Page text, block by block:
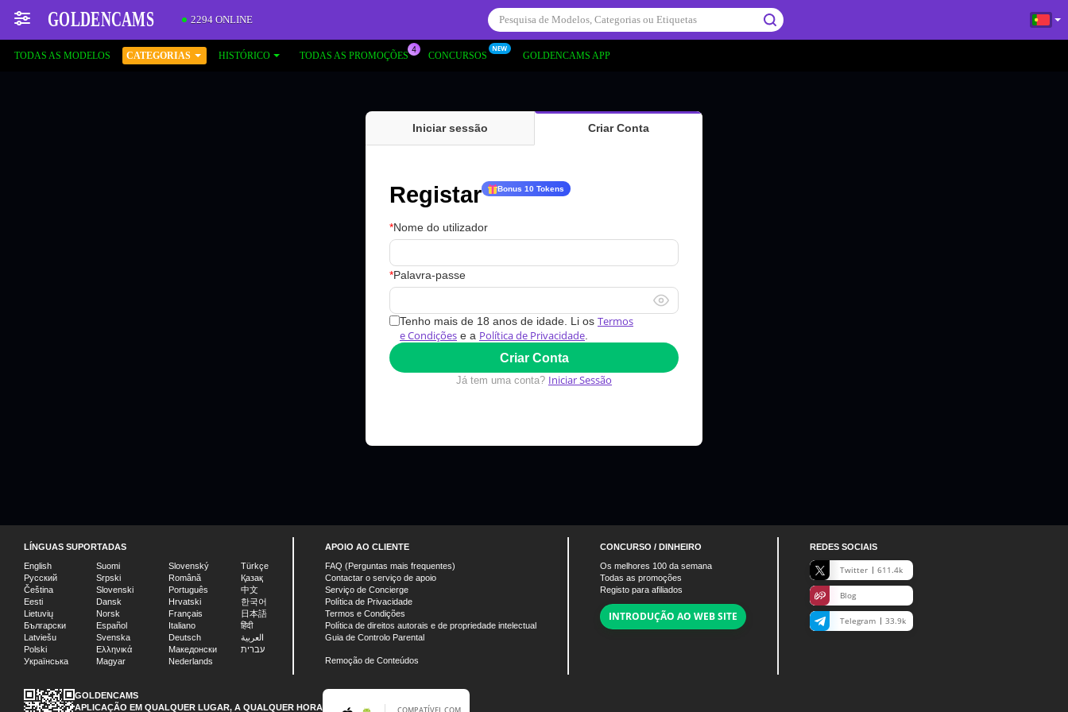
2294 ONLINE
TODAS AS MODELOS CATEGORIAS HISTÓRICO TODAS AS PROMOÇÕES CONCURSOS GOLDENCAMS APP
Iniciar sessão Criar Conta
Registar Bonus 10 Tokens
Nome do utilizador
Palavra-passe
Tenho mais de 18 anos de idade. Li os Termos
e Condições e a Política de Privacidade
Criar Conta
Já tem uma conta? Iniciar Sessão
LÍNGUAS SUPORTADAS
English
Русский
Čeština
Eesti
Lietuvių
Български
Latviešu
Polski
Українська
Suomi
Srpski
Slovenski
Dansk
Norsk
Español
Svenska
Ελληνικά
Magyar
Slovenský
Română
Português
Hrvatski
Français
Italiano
Deutsch
Македонски
Nederlands
Türkçe
Қазақ
中文
한국어
日本語
हिंदी
العربية
עברית
APOIO AO CLIENTE
FAQ (Perguntas mais frequentes)
Contactar o serviço de apoio
Serviço de Concierge
Política de Privacidade
Termos e Condições
Política de direitos autorais e de propriedade intelectual
Guia de Controlo Parental
Remoção de Conteúdos
CONCURSO / DINHEIRO
Os melhores 100 da semana
Todas as promoções
Registo para afiliados
INTRODUÇÃO AO WEB SITE
REDES SOCIAIS
Twitter 611.4k
Blog
Telegram 33.9k
GOLDENCAMS
APLICAÇÃO EM QUALQUER LUGAR, A QUALQUER HORA